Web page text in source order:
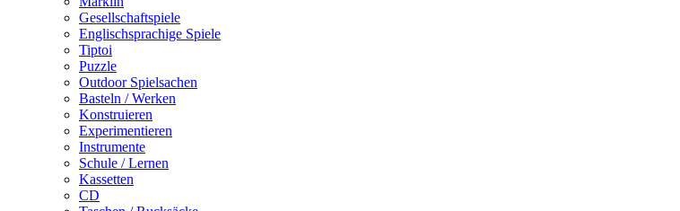
Gesellschaftspiele
Englischsprachige Spiele
Tiptoi
Puzzle
Outdoor Spielsachen
Basteln / Werken
Konstruieren
Experimentieren
Instrumente
Schule / Lernen
Kassetten
CD